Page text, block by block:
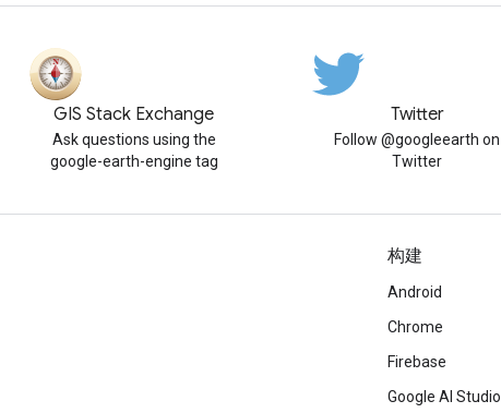
GIS Stack Exchange
Ask questions using the
google-earth-engine tag
Twitter
Follow @googleearth on
Twitter
构建
Android
Chrome
Firebase
Google AI Studio